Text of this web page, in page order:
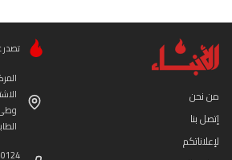
من نحن
إتصل بنا
لإعلاناتكم
تصدر
وطى